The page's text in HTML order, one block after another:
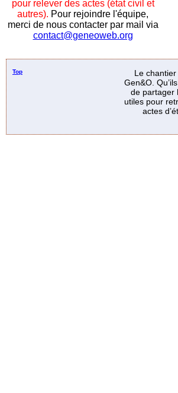
pour relever des actes (état civil et
autres). Pour rejoindre l'équipe,
merci de nous contacter par mail via
contact@geneoweb.org
Top
Le
Gen&O.
de partager
utiles pour
actes